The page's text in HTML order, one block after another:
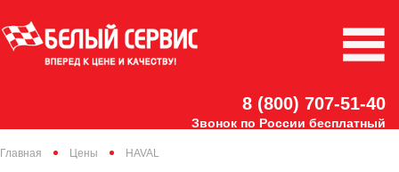
8 (800) 707-51-40
Звонок по России бесплатный
Главная Цены HAVAL